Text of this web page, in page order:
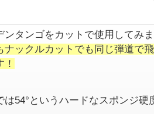
ンタンゴをカットで使用してみ
ナックルカットでも同じ弾道で
は54°というハードなスポンジ